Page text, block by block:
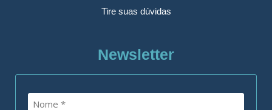
Tire suas dúvidas
Newsletter